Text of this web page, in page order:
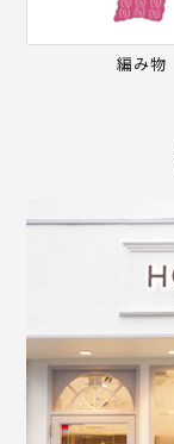
編み物